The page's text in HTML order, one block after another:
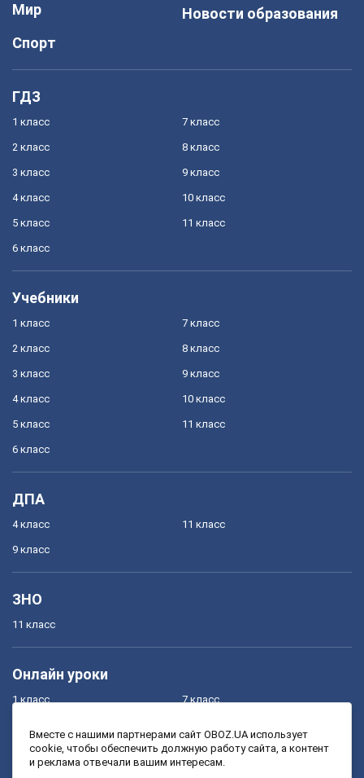
Мир
Спорт
Новости образования
ГДЗ
1 класс
2 класс
3 класс
4 класс
5 класс
6 класс
7 класс
8 класс
9 класс
10 класс
11 класс
Учебники
1 класс
2 класс
3 класс
4 класс
5 класс
6 класс
7 класс
8 класс
9 класс
10 класс
11 класс
ДПА
4 класс
9 класс
11 класс
ЗНО
11 класс
Онлайн уроки
1 класс
3 класс
7 класс
9 класс
Вместе с нашими партнерами сайт OBOZ.UA использует
cookie, чтобы обеспечить должную работу сайта, а контент
и реклама отвечали вашим интересам.